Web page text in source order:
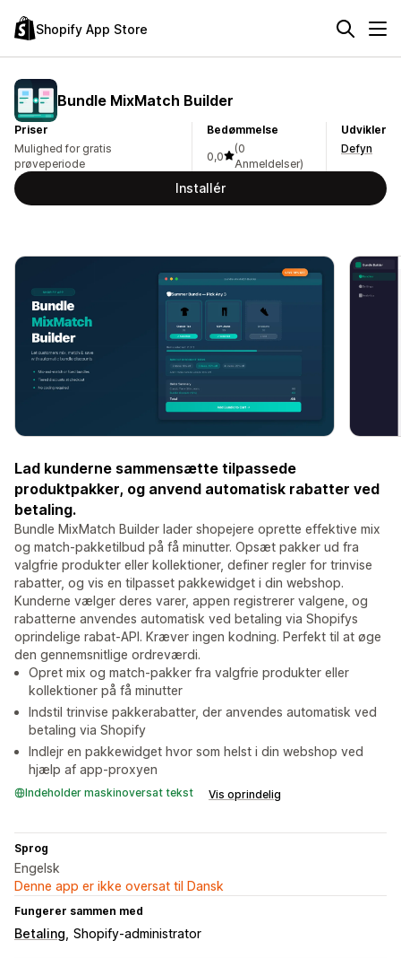
Shopify App Store
Bundle MixMatch Builder
Priser
Mulighed for gratis
prøveperiode
Bedømmelse
0,0
(0
Anmeldelser)
Udvikler
Defyn
Installér
Lad kunderne sammensætte tilpassede
produktpakker, og anvend automatisk rabatter ved
betaling.
Bundle MixMatch Builder lader shopejere oprette effektive mix
og match-pakketilbud på få minutter. Opsæt pakker ud fra
valgfrie produkter eller kollektioner, definer regler for trinvise
rabatter, og vis en tilpasset pakkewidget i din webshop.
Kunderne vælger deres varer, appen registrerer valgene, og
rabatterne anvendes automatisk ved betaling via Shopifys
oprindelige rabat-API. Kræver ingen kodning. Perfekt til at øge
den gennemsnitlige ordreværdi.
Opret mix og match-pakker fra valgfrie produkter eller
kollektioner på få minutter
Indstil trinvise pakkerabatter, der anvendes automatisk ved
betaling via Shopify
Indlejr en pakkewidget hvor som helst i din webshop ved
hjælp af app-proxyen
Indeholder maskinoversat tekst Vis oprindelig
Sprog
Engelsk
Denne app er ikke oversat til Dansk
Fungerer sammen med
Betaling Shopify-administrator